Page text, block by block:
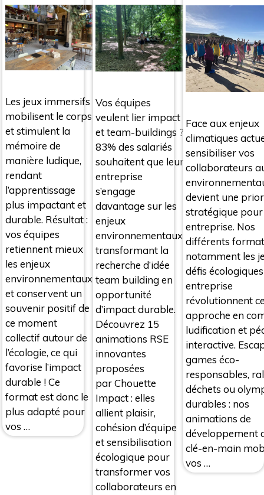
Les jeux immersifs
mobilisent le corps
et stimulent la
mémoire de
manière ludique,
rendant
l’apprentissage
plus impactant et
durable. Résultat :
vos équipes
retiennent mieux
les enjeux
environnementaux
et conservent un
souvenir positif de
ce moment
collectif autour de
l’écologie, ce qui
favorise l’impact
durable ! Ce
format est donc le
plus adapté pour
vos …
Vos équipes
veulent lier impact
et team-buildings ?
83% des salariés
souhaitent que leur
entreprise
s’engage
davantage sur les
enjeux
environnementaux,
transformant la
recherche d’idée
team building en
opportunité
d’impact durable.
Découvrez 15
animations RSE
innovantes
proposées
par Chouette
Impact : elles
allient plaisir,
cohésion d’équipe
et sensibilisation
écologique pour
transformer vos
collaborateurs en
Face aux enjeux
climatiques
sensibiliser vos
collaborateurs
devient une
stratégique
entreprise. Nos
différents
notamment les
défis
entreprise
révolutionnent
approche en
ludification et
interactive.
games éco-
responsables,
déchets ou
durables : nos
animations de
développement
clé-en-main
vos …